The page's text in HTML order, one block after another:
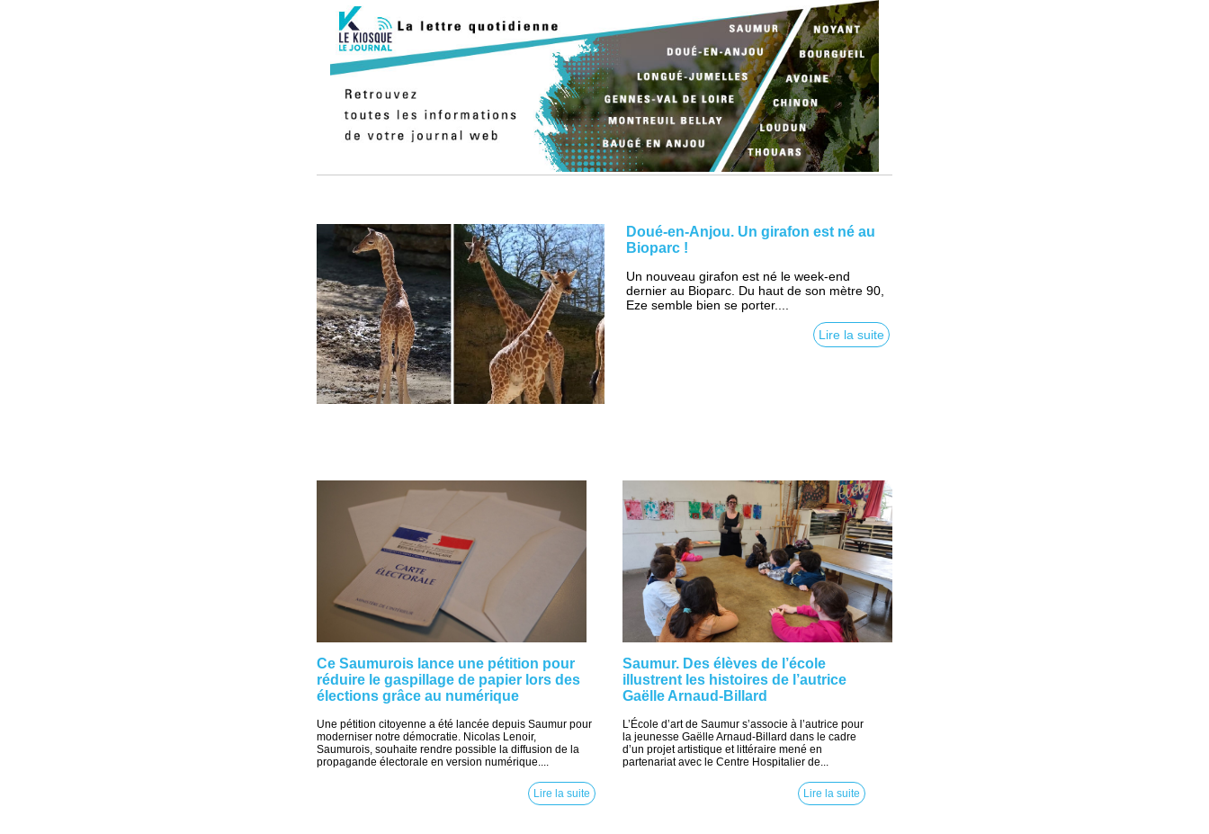
Doué-en-Anjou. Un girafon est né au
Bioparc !
Un nouveau girafon est né le week-end
dernier au Bioparc. Du haut de son mètre 90,
Eze semble bien se porter....
Lire la suite
Ce Saumurois lance une pétition pour
réduire le gaspillage de papier lors des
élections grâce au numérique
Une pétition citoyenne a été lancée depuis Saumur pour
moderniser notre démocratie. Nicolas Lenoir,
Saumurois, souhaite rendre possible la diffusion de la
propagande électorale en version numérique....
Lire la suite
Saumur. Des élèves de l’école
illustrent les histoires de l’autrice
Gaëlle Arnaud-Billard
L’École d’art de Saumur s’associe à l’autrice pour
la jeunesse Gaëlle Arnaud-Billard dans le cadre
d’un projet artistique et littéraire mené en
partenariat avec le Centre Hospitalier de...
Lire la suite